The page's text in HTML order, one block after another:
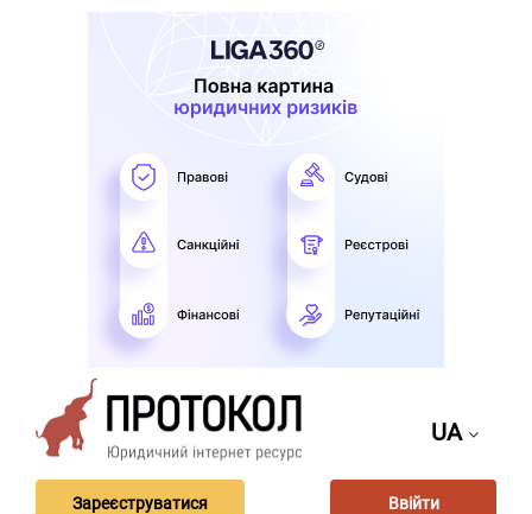
UA
Зареєструватися Ввійти